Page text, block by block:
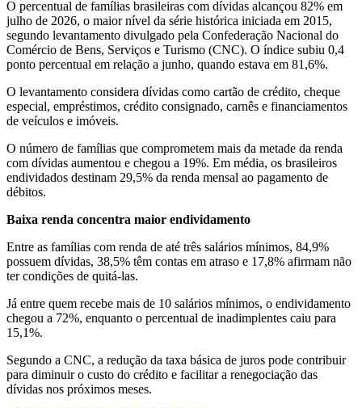
O percentual de famílias brasileiras com dívidas alcançou 82% em
julho de 2026, o maior nível da série histórica iniciada em 2015,
segundo levantamento divulgado pela Confederação Nacional do
Comércio de Bens, Serviços e Turismo (CNC). O índice subiu 0,4
ponto percentual em relação a junho, quando estava em 81,6%.
O levantamento considera dívidas como cartão de crédito, cheque
especial, empréstimos, crédito consignado, carnês e financiamentos
de veículos e imóveis.
O número de famílias que comprometem mais da metade da renda
com dívidas aumentou e chegou a 19%. Em média, os brasileiros
endividados destinam 29,5% da renda mensal ao pagamento de
débitos.
Baixa renda concentra maior endividamento
Entre as famílias com renda de até três salários mínimos, 84,9%
possuem dívidas, 38,5% têm contas em atraso e 17,8% afirmam não
ter condições de quitá-las.
Já entre quem recebe mais de 10 salários mínimos, o endividamento
chegou a 72%, enquanto o percentual de inadimplentes caiu para
15,1%.
Segundo a CNC, a redução da taxa básica de juros pode contribuir
para diminuir o custo do crédito e facilitar a renegociação das
dívidas nos próximos meses.